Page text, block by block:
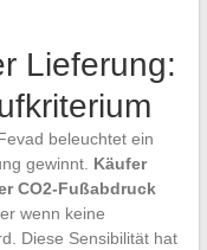
Lieferung:
beleuchtet ein
gewinnt. Käufer
CO2-Fußabdruck
wenn keine
Diese Sensibilität hat